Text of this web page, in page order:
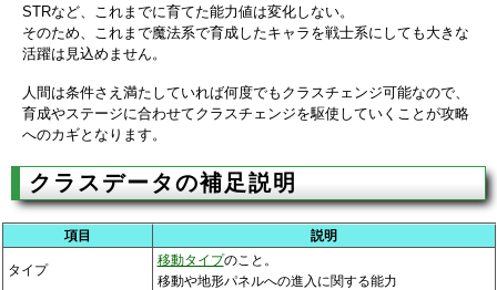
STRなど、これまでに育てた能力値は変化しない。
そのため、これまで魔法系で育成したキャラを戦士系にしても大きな
活躍は見込めません。
人間は条件さえ満たしていれば何度でもクラスチェンジ可能なので、
育成やステージに合わせてクラスチェンジを駆使していくことが攻略
へのカギとなります。
クラスデータの補足説明
項目 説明
タイプ
移動タイプのこと。
移動や地形パネルへの進入に関する能力